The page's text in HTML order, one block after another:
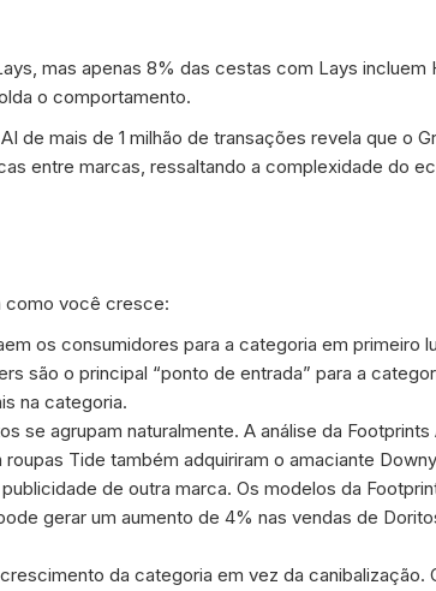
mas apenas 8% das cestas com Lays incluem
o comportamento.
de mais de 1 milhão de transações revela que o
entre marcas, ressaltando a complexidade do
como você cresce:
os consumidores para a categoria em primeiro
são o principal “ponto de entrada” para a
na categoria.
se agrupam naturalmente. A análise da
Tide também adquiriram o amaciante
de outra marca. Os modelos da
gerar um aumento de 4% nas vendas de
da categoria em vez da canibalização.